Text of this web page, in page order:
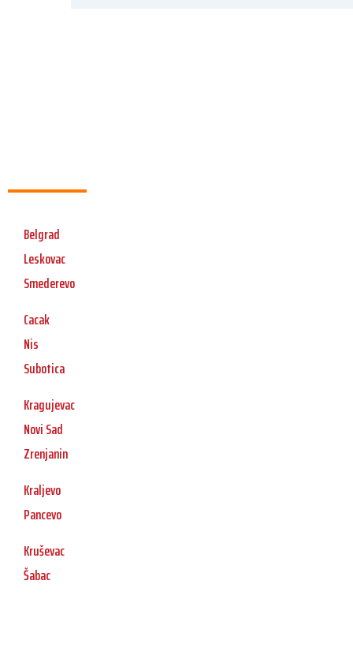
Belgrad
Leskovac
Smederevo
Cacak
Nis
Subotica
Kragujevac
Novi Sad
Zrenjanin
Kraljevo
Pancevo
Kruševac
Šabac